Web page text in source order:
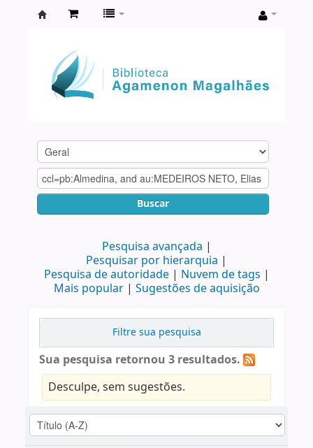
Agamenon
Magalhães
Buscar
Pesquisa avançada
Pesquisar por hierarquia
Pesquisa de autoridade
Nuvem de tags
Mais popular
Sugestões de aquisição
Filtre sua pesquisa
Sua pesquisa retornou 3 resultados.
Desculpe, sem sugestões.